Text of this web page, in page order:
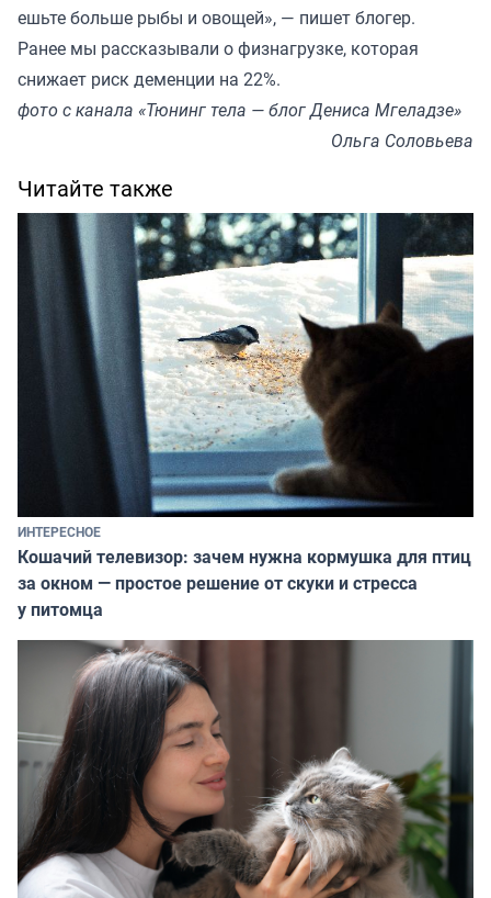
ешьте больше рыбы и овощей», — пишет блогер.
Ранее мы рассказывали о физнагрузке, которая
снижает риск деменции на 22%.
фото с канала «Тюнинг тела — блог Дениса Мгеладзе»
Ольга Соловьева
Читайте также
ИНТЕРЕСНОЕ
Кошачий телевизор: зачем нужна кормушка для птиц
за окном — простое решение от скуки и стресса
у питомца